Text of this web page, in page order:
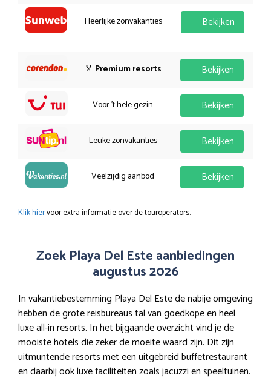
Heerlijke zonvakanties Bekijken
🏅 Premium resorts Bekijken
Voor 't hele gezin Bekijken
Leuke zonvakanties Bekijken
Veelzijdig aanbod Bekijken
Klik hiervoor extra informatie over de touroperators.
Zoek Playa Del Este aanbiedingen
augustus 2026
In vakantiebestemming Playa Del Este de nabije omgeving
hebben de grote reisbureaus tal van goedkope en heel
luxe all-in resorts. In het bijgaande overzicht vind je de
mooiste hotels die zeker de moeite waard zijn. Dit zijn
uitmuntende resorts met een uitgebreid buffetrestaurant
en daarbij ook luxe faciliteiten zoals jacuzzi en speeltuinen.